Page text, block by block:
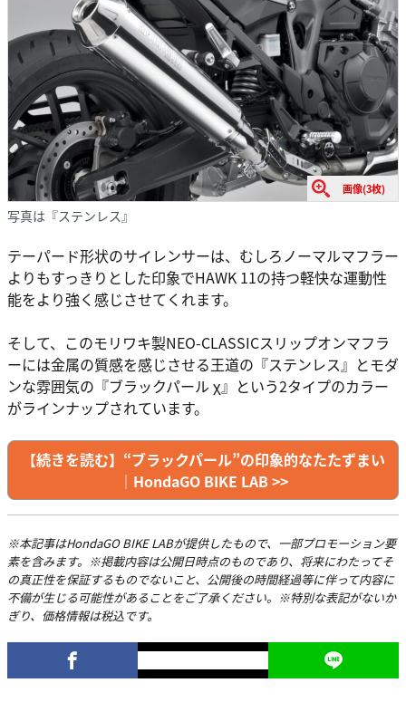
画像(3枚)
写真は『ステンレス』
テーパード形状のサイレンサーは、むしろノーマルマフラー
よりもすっきりとした印象でHAWK 11の持つ軽快な運動性
能をより強く感じさせてくれます。
そして、このモリワキ製NEO-CLASSICスリップオンマフラ
ーには金属の質感を感じさせる王道の『ステンレス』とモダ
ンな雰囲気の『ブラックパール χ』という2タイプのカラー
がラインナップされています。
【続きを読む】“ブラックパール”の印象的なたたずまい
｜HondaGO BIKE LAB >>
※本記事はHondaGO BIKE LABが提供したもので、一部プロモーション要
素を含みます。※掲載内容は公開日時点のものであり、将来にわたってそ
の真正性を保証するものでないこと、公開後の時間経過等に伴って内容に
不備が生じる可能性があることをご了承ください。※特別な表記がないか
ぎり、価格情報は税込です。